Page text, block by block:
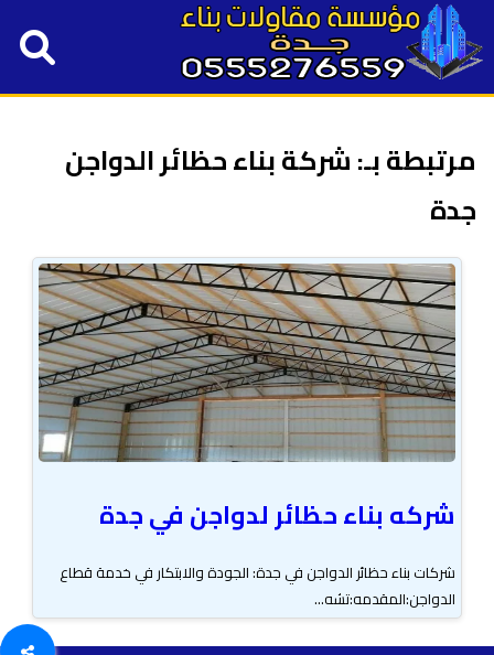
مرتبطة بـ: شركة بناء حظائر الدواجن
جدة
شركه بناء حظائر لدواجن في جدة
شركات بناء حظائر الدواجن في جدة: الجودة والابتكار في خدمة قطاع
الدواجن:المقدمه:تشه...